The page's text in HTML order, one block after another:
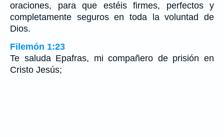
oraciones, para que estéis firmes, perfectos y
completamente seguros en toda la voluntad de
Dios.
Filemón 1:23
Te saluda Epafras, mi compañero de prisión en
Cristo Jesús;